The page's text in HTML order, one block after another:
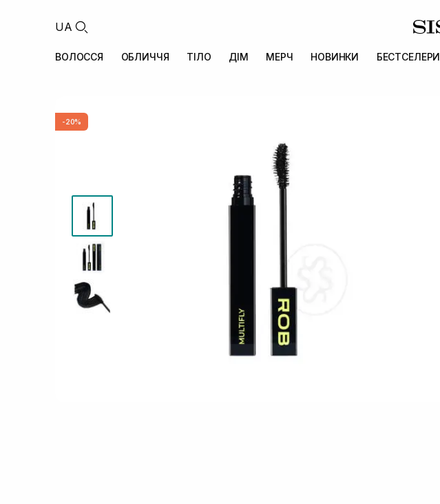
UA
ВОЛОССЯ ОБЛИЧЧЯ ТІЛО ДІМ МЕРЧ НОВИНКИ БЕСТСЕЛЕРИ
-20%